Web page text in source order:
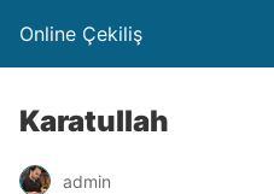
Online Çekiliş
Karatullah
admin